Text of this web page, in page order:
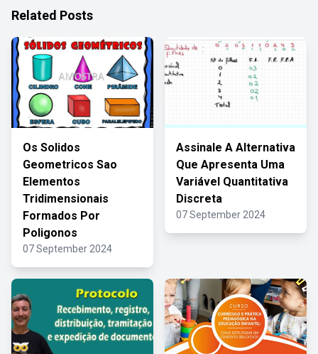
Related Posts
Os Solidos
Geometricos Sao
Elementos
Tridimensionais
Formados Por
Poligonos
07 September 2024
Assinale A Alternativa
Que Apresenta Uma
Variável Quantitativa
Discreta
07 September 2024